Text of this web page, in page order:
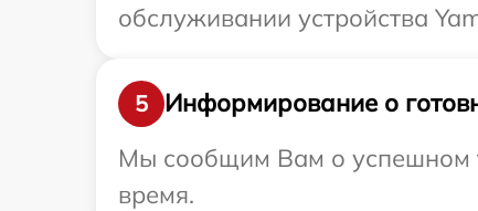
обслуживании устройства
5
Информирование о
Мы сообщим Вам о успешном
время.